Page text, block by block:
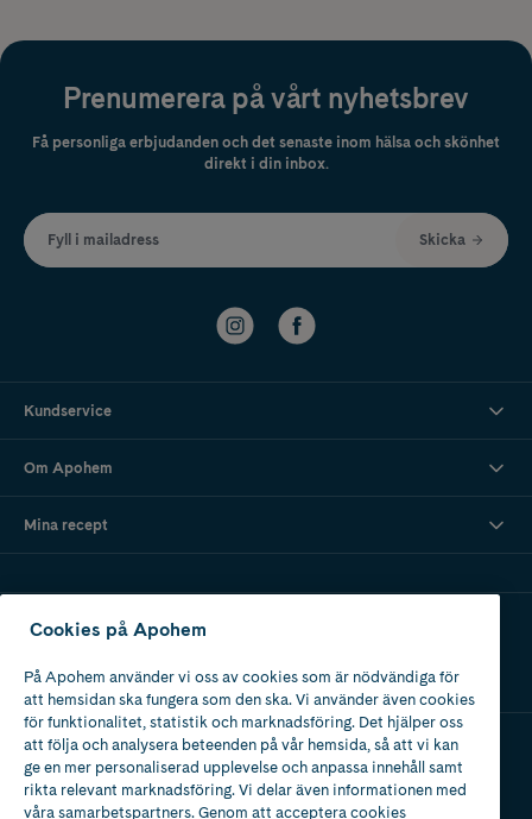
Prenumerera på vårt nyhetsbrev
Få personliga erbjudanden och det senaste inom hälsa och skönhet
direkt i din inbox.
Fyll i mailadress Skicka
Kundservice
Om Apohem
Mina recept
Ladda ner vår app
Apotek med tillstånd
av Läkemedelsverket
Cookies på Apohem
På Apohem använder vi oss av cookies som är nödvändiga för
att hemsidan ska fungera som den ska. Vi använder även cookies
för funktionalitet, statistik och marknadsföring. Det hjälper oss
att följa och analysera beteenden på vår hemsida, så att vi kan
ge en mer personaliserad upplevelse och anpassa innehåll samt
rikta relevant marknadsföring. Vi delar även informationen med
våra samarbetspartners. Genom att acceptera cookies